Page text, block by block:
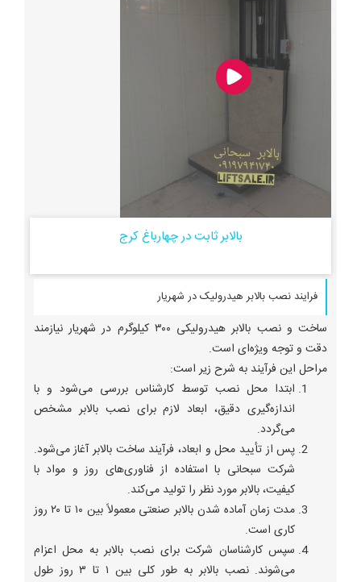
بالابر ثابت در چهارباغ کرج
فرایند نصب بالابر هیدرولیک در شهریار
ساخت و نصب بالابر هیدرولیکی ۳۰۰ کیلوگرم در شهریار نیازمند
دقت و توجه ویژه‌ای است.
مراحل این فرآیند به شرح زیر است:
ابتدا محل نصب توسط کارشناس بررسی می‌شود و با
اندازه‌گیری دقیق، ابعاد لازم برای نصب بالابر مشخص
می‌گردد.
پس از تأیید محل و ابعاد، فرآیند ساخت بالابر آغاز می‌شود.
شرکت سبحانی با استفاده از فناوری‌های روز و مواد با
کیفیت، بالابر مورد نظر را تولید می‌کند.
مدت زمان آماده شدن بالابر صنعتی معمولاً بین ۱۰ تا ۲۰ روز
کاری است.
سپس کارشناسان شرکت برای نصب بالابر به محل اعزام
می‌شوند. نصب بالابر به طور کلی بین ۱ تا ۳ روز طول